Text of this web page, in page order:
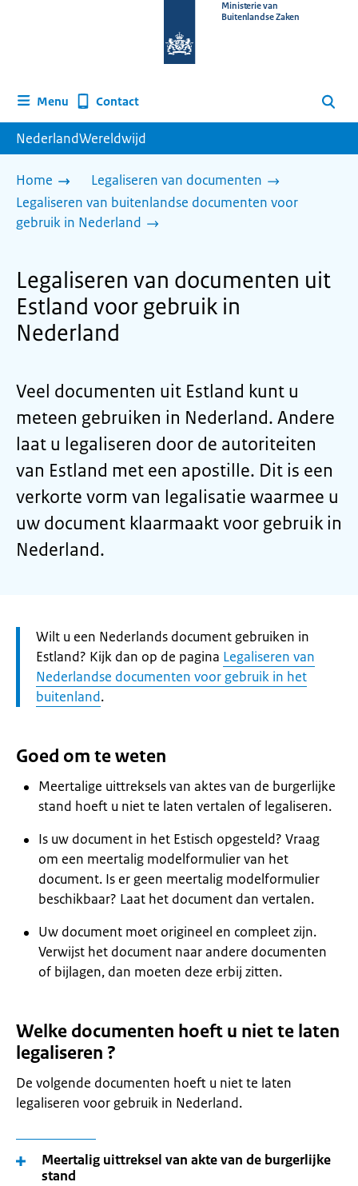
homepage
Ministerie van
Buitenlandse Zaken
Menu Contact Zoeken
NederlandWereldwijd
Home
Legaliseren van documenten
Legaliseren van buitenlandse documenten voor
gebruik in Nederland
Legaliseren van documenten uit
Estland voor gebruik in
Nederland
Veel documenten uit Estland kunt u
meteen gebruiken in Nederland. Andere
laat u legaliseren door de autoriteiten
van Estland met een apostille. Dit is een
verkorte vorm van legalisatie waarmee u
uw document klaarmaakt voor gebruik in
Nederland.
Let
op:
Wilt u een Nederlands document gebruiken in
Estland? Kijk dan op de pagina Legaliseren van
Nederlandse documenten voor gebruik in het
buitenland.
Goed om te weten
Meertalige uittreksels van aktes van de burgerlijke
stand hoeft u niet te laten vertalen of legaliseren.
Is uw document in het Estisch opgesteld? Vraag
om een meertalig modelformulier van het
document. Is er geen meertalig modelformulier
beschikbaar? Laat het document dan vertalen.
Uw document moet origineel en compleet zijn.
Verwijst het document naar andere documenten
of bijlagen, dan moeten deze erbij zitten.
Welke documenten hoeft u niet te laten
legaliseren ?
De volgende documenten hoeft u niet te laten
legaliseren voor gebruik in Nederland.
Meertalig uittreksel van akte van de burgerlijke
stand